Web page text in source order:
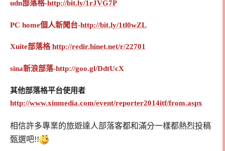
udn部落格-http://bit.ly/1rJVG7P
PC home個人新聞台-http://bit.ly/1tl0wZL
Xuite部落格http://redir.hinet.net/r/22701
sina新浪部落-http://goo.gl/DdtUcX
其他部落格平台使用者
http://www.xinmedia.com/event/reporter2014itf/from.aspx
相信許多專業的旅遊達人部落客都和滿分一樣都熱烈投稿
甄選吧!!